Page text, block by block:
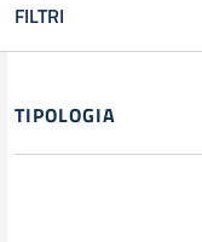
FILTRI
Filtri
TIPOLOGIA